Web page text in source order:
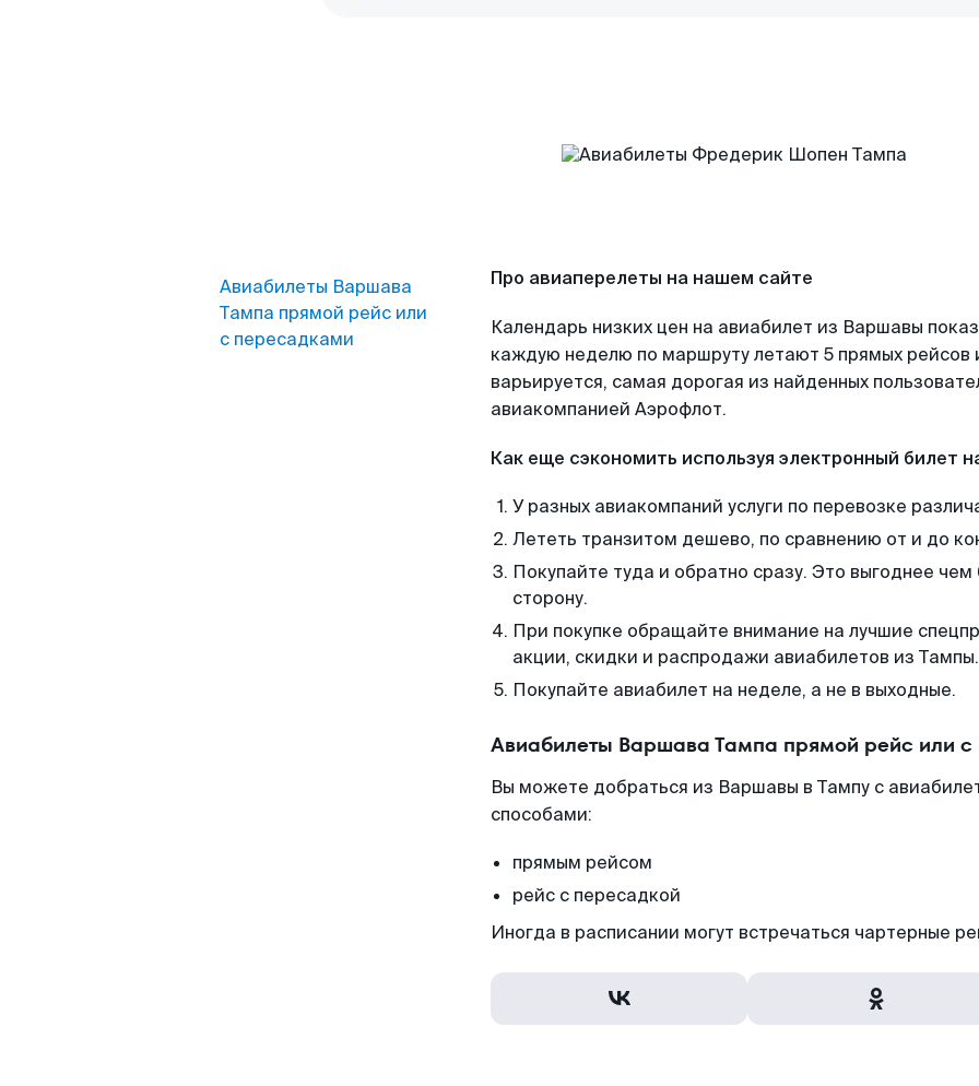
Авиабилеты Варшава
Тампа прямой рейс или
с пересадками
Про авиаперелеты на нашем сайте
Календарь низких цен на авиабилет из Варшавы
каждую неделю по маршруту летают 5 прямых рейсов
варьируется, самая дорогая из найденных
авиакомпанией Аэрофлот.
Как еще сэкономить используя электронный билет
У разных авиакомпаний услуги по перевозке
Лететь транзитом дешево, по сравнению от и до
Покупайте туда и обратно сразу. Это выгоднее
сторону.
При покупке обращайте внимание на лучшие
акции, скидки и распродажи авиабилетов из Тампы.
Покупайте авиабилет на неделе, а не в выходные.
Авиабилеты Варшава Тампа прямой рейс или
Вы можете добраться из Варшавы в Тампу с
способами:
прямым рейсом
рейс с пересадкой
Иногда в расписании могут встречаться чартерные